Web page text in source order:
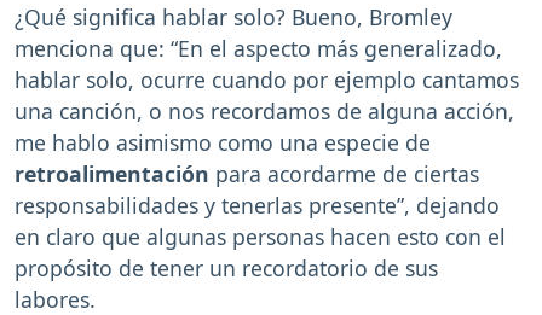
¿Qué significa hablar solo? Bueno, Bromley
menciona que: “En el aspecto más generalizado,
hablar solo, ocurre cuando por ejemplo cantamos
una canción, o nos recordamos de alguna acción,
me hablo asimismo como una especie de
retroalimentación para acordarme de ciertas
responsabilidades y tenerlas presente”, dejando
en claro que algunas personas hacen esto con el
propósito de tener un recordatorio de sus
labores.